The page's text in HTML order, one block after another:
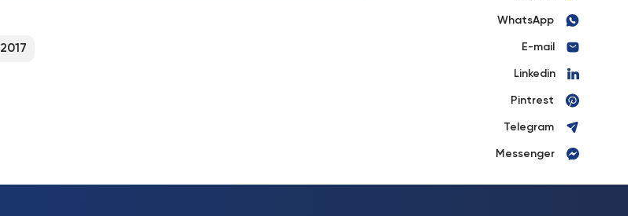
WhatsApp
E-mail
Linkedin
Pintrest
Telegram
Messenger